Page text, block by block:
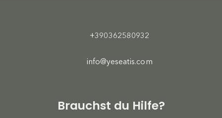
+390362580932
info@yeseatis.com
Brauchst du Hilfe?